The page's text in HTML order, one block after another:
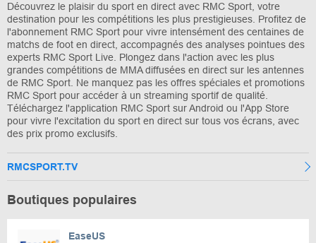
Découvrez le plaisir du sport en direct avec RMC Sport, votre
destination pour les compétitions les plus prestigieuses. Profitez de
l'abonnement RMC Sport pour vivre intensément des centaines de
matchs de foot en direct, accompagnés des analyses pointues des
experts RMC Sport Live. Plongez dans l'action avec les plus
grandes compétitions de MMA diffusées en direct sur les antennes
de RMC Sport. Ne manquez pas les offres spéciales et promotions
RMC Sport pour accéder à un streaming sportif de qualité.
Téléchargez l'application RMC Sport sur Android ou l'App Store
pour vivre l'excitation du sport en direct sur tous vos écrans, avec
des prix promo exclusifs.
RMCSPORT.TV
Boutiques populaires
EaseUS